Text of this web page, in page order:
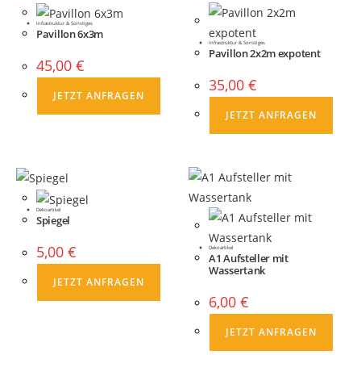
Infrastruktur & Sonstiges
Pavillon 6x3m
45,00 €
JETZT ANFRAGEN
Infrastruktur & Sonstiges
Pavillon 2x2m expotent
35,00 €
JETZT ANFRAGEN
Dekoartikel
Spiegel
5,00 €
JETZT ANFRAGEN
Dekoartikel
A1 Aufsteller mit
Wassertank
6,00 €
JETZT ANFRAGEN